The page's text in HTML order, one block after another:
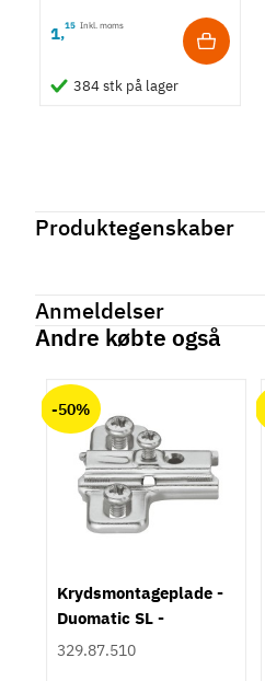
1,15 Inkl. moms
384 stk på lager
Produktegenskaber
På lager3 Varer
Produktinformation
Materiale
Zinklegering
Hulafstand
128 mm
Stålfarvet
Type
Skålegreb
Stil
Anmeldelser
Andre købte også
-50%
Krydsmontageplade -
Duomatic SL -
Euroskruer
329.87.510